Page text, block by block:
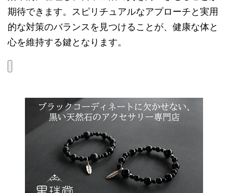
期待できます。スピリチュアルなアプローチと実用
的な対策のバランスを見つけることが、健康な体と
心を維持する鍵となります。